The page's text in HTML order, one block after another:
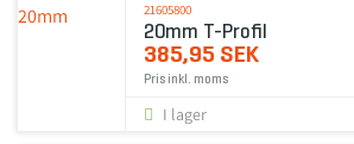
21605800
20mm T-Profil
385,95 SEK
Pris inkl. moms
I lager